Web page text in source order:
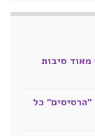
מאוד סיבות
"הרסיסים" כל